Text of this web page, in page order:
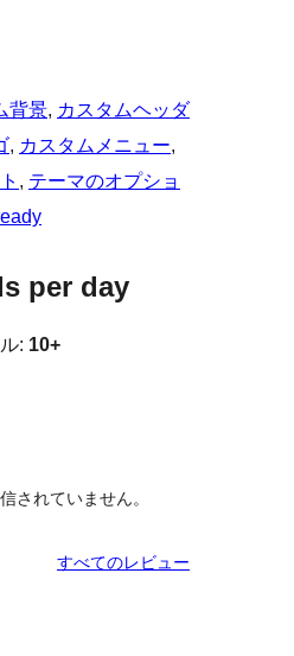
背景, カスタムヘッダ
, カスタムメニュー
, テーマのオプショ
per day
: 10+
されていません。
すべてのレビュー